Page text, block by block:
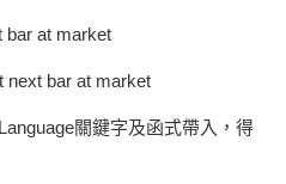
at market
bar at market
關鍵字及函式帶入，得